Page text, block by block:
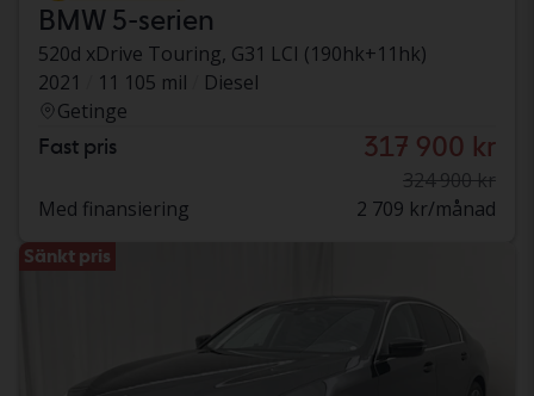
BMW 5-serien
520d xDrive Touring, G31 LCI (190hk+11hk)
2021
11 105 mil
Diesel
Getinge
Fast pris 317 900 kr
324 900 kr
Med finansiering
2 709 kr/månad
Sänkt pris